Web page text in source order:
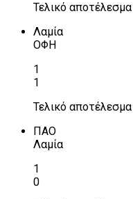
Τελικό αποτέλεσμα
Λαμία
ΟΦΗ
1
1
Τελικό αποτέλεσμα
ΠΑΟ
Λαμία
1
0